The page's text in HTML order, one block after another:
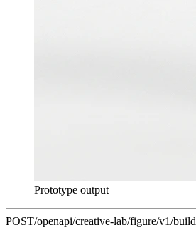
Prototype output
POST/openapi/creative-lab/figure/v1/build